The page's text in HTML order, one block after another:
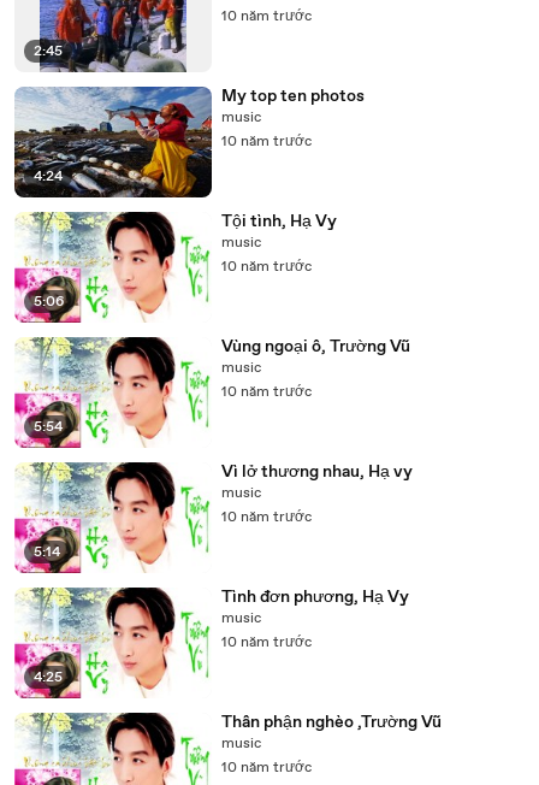
2:45
10 năm trước
4:24
My top ten photos
music
10 năm trước
5:06
Tội tình, Hạ Vy
music
10 năm trước
5:54
Vùng ngoại ô, Trường Vũ
music
10 năm trước
5:14
Vì lở thương nhau, Hạ vy
music
10 năm trước
4:25
Tình đơn phương, Hạ Vy
music
10 năm trước
Thân phận nghèo ,Trường Vũ
music
10 năm trước